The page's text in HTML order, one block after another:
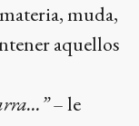
muda,
aquellos
– le